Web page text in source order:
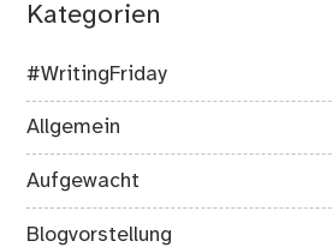
Kategorien
#WritingFriday
Allgemein
Aufgewacht
Blogvorstellung